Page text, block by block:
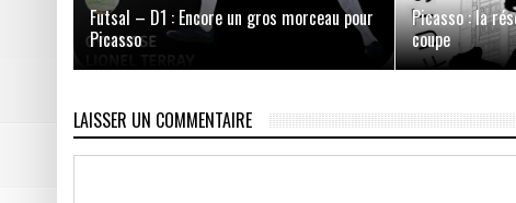
Futsal – D1 : Encore un gros morceau pour
Picasso
Picasso : la
coupe
LAISSER UN COMMENTAIRE